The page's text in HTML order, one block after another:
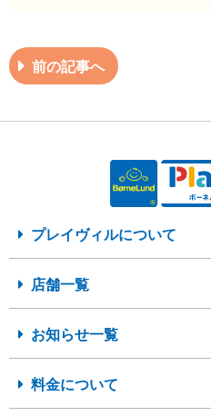
前の記事へ
プレイヴィルについて
店舗一覧
お知らせ一覧
料金について